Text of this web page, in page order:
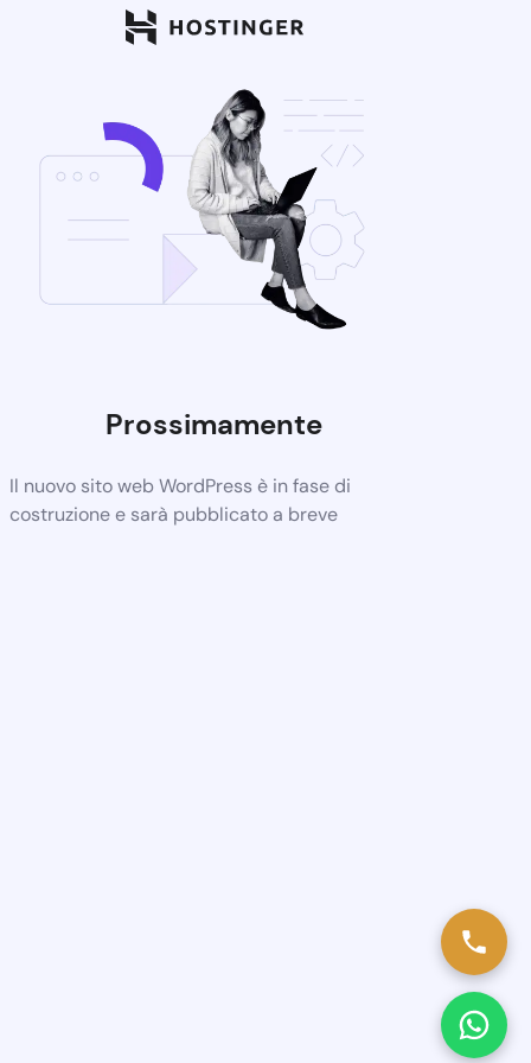
Prossimamente
Il nuovo sito web WordPress è in fase di
costruzione e sarà pubblicato a breve